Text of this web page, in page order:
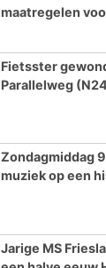
maatregelen
Fietsster
Parallelweg
Zondagmiddag
muziek op een
Jarige MS